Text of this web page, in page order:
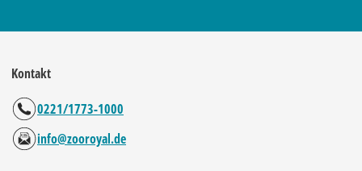
Kontakt
0221/1773-1000
info@zooroyal.de